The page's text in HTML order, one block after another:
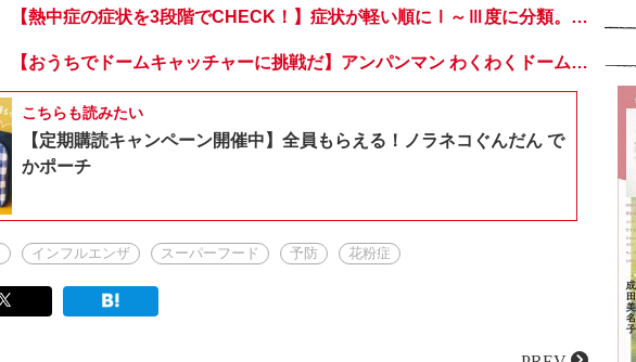
【熱中症の症状を3段階でCHECK！】症状が軽い順にⅠ～Ⅲ度に分類。この症状が出ていたら、医療機関に連絡を！
【おうちでドームキャッチャーに挑戦だ】アンパンマン わくわくドームキャッチャー
こちらも読みたい
【定期購読キャンペーン開催中】全員もらえる！ノラネコぐんだん で
かポーチ
インフルエンザ スーパーフード 予防 花粉症